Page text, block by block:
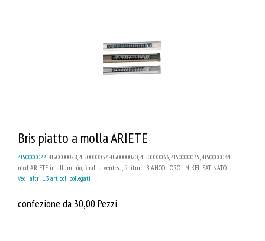
Bris piatto a molla ARIETE
4I50000022, 4I50000028, 4I50000037, 4I50000020, 4I50000033, 4I50000035, 4I50000034...
mod. ARIETE in alluminio, finali a ventosa, finiture: BIANCO - ORO - NIKEL SATINATO
Vedi altri 13 articoli collegati
confezione da 30,00 Pezzi